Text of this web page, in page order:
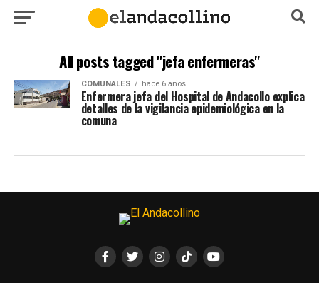
All posts tagged "jefa enfermeras"
COMUNALES hace 6 años
Enfermera jefa del Hospital de Andacollo explica
detalles de la vigilancia epidemiológica en la
comuna